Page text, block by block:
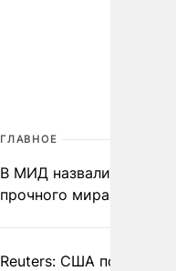
ГЛАВНОЕ
В МИД назвали условия
прочного мира на
Reuters: США